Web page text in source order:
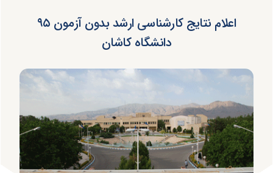
اعلام نتایج کارشناسی ارشد بدون آزمون ۹۵
دانشگاه کاشان